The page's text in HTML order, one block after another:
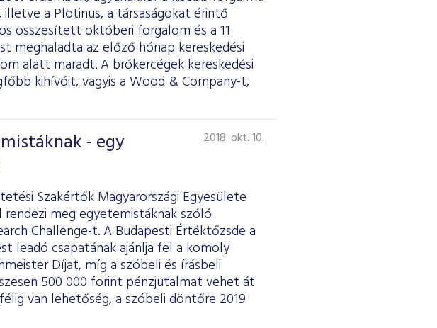
a Plotinus, a társaságokat érintő
összesített októberi forgalom és a 11
meghaladta az előző hónap kereskedési
alatt maradt. A brókercégek kereskedési
kihívóit, vagyis a Wood & Company-t,
- egy
2018. okt. 10.
Szakértők Magyarországi Egyesülete
rendezi meg egyetemistáknak szóló
Challenge-t. A Budapesti Értéktőzsde a
leadó csapatának ajánlja fel a komoly
Díjat, míg a szóbeli és írásbeli
500 000 forint pénzjutalmat vehet át
van lehetőség, a szóbeli döntőre 2019